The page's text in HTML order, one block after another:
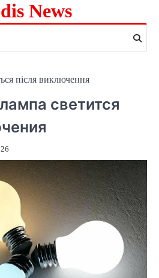
News
після виключення
светится